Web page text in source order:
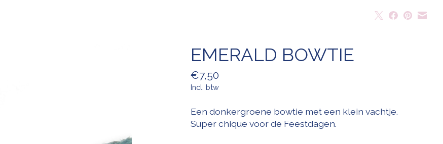
EMERALD BOWTIE
€7,50
Incl. btw
Een donkergroene bowtie met een klein vachtje.
Super chique voor de Feestdagen.